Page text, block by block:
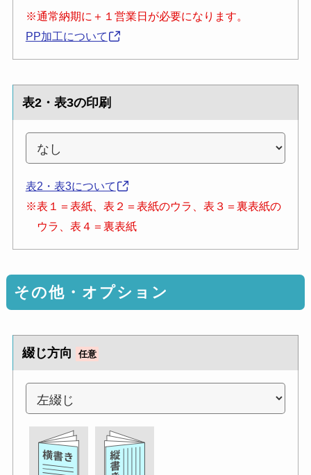
※通常納期に＋１営業日が必要になります。
PP加工について
表2・表3の印刷
表2・表3について
※表１＝表紙、表２＝表紙のウラ、表３＝裏表紙の
ウラ、表４＝裏表紙
その他・オプション
綴じ方向 任意